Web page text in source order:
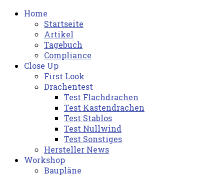
Home
Startseite
Artikel
Tagebuch
Compliance
Close Up
First Look
Drachentest
Test Flachdrachen
Test Kastendrachen
Test Stablos
Test Nullwind
Test Sonstiges
Hersteller News
Workshop
Baupläne